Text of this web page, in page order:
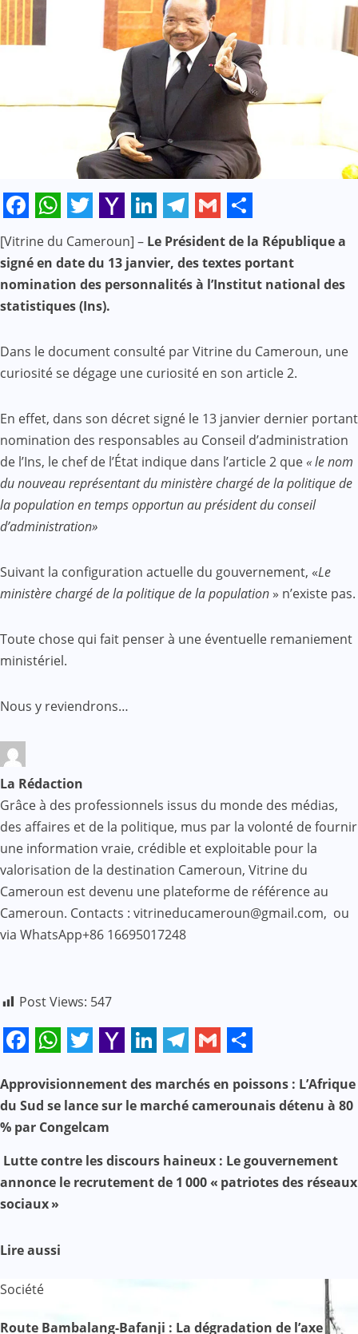
Facebook
WhatsApp
Twitter
Yahoo
Mail
LinkedIn
Telegram
GmailShare
[Vitrine du Cameroun] – Le Président de la République a
signé en date du 13 janvier, des textes portant
nomination des personnalités à l’Institut national des
statistiques (Ins).
Dans le document consulté par Vitrine du Cameroun, une
curiosité se dégage une curiosité en son article 2.
En effet, dans son décret signé le 13 janvier dernier portant
nomination des responsables au Conseil d’administration
de l’Ins, le chef de l’État indique dans l’article 2 que« le nom
du nouveau représentant du ministère chargé de la politique de
la population en temps opportun au président du conseil
d’administration»
Suivant la configuration actuelle du gouvernement, «Le
ministère chargé de la politique de la population » n’existe pas.
Toute chose qui fait penser à une éventuelle remaniement
ministériel.
Nous y reviendrons…
La Rédaction
Grâce à des professionnels issus du monde des médias,
des affaires et de la politique, mus par la volonté de fournir
une information vraie, crédible et exploitable pour la
valorisation de la destination Cameroun, Vitrine du
Cameroun est devenu une plateforme de référence au
Cameroun. Contacts : vitrineducameroun@gmail.com, ou
via WhatsApp+86 16695017248
Post Views: 547
Mail
N
a
v
i
a
t
i
Approvisionnement des marchés en poissons : L’Afrique
du Sud se lance sur le marché camerounais détenu à 80
% par Congelcam
Lutte contre les discours haineux : Le gouvernement
annonce le recrutement de 1 000 « patriotes des réseaux
sociaux »
Lire aussi
Société
Route Bambalang-Bafanji : La dégradation de l’axe